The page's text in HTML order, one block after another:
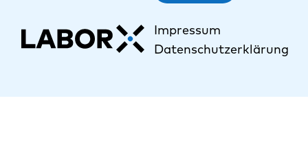
Impressum
Datenschutzerklärung